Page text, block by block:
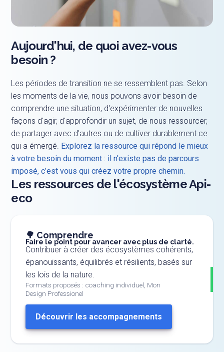
Aujourd'hui, de quoi avez-vous
besoin ?
Les périodes de transition ne se ressemblent pas. Selon
les moments de la vie, nous pouvons avoir besoin de
comprendre une situation, d'expérimenter de nouvelles
façons d'agir, d'approfondir un sujet, de nous ressourcer,
de partager avec d'autres ou de cultiver durablement ce
qui a émergé. Explorez la ressource qui répond le mieux
à votre besoin du moment : il n'existe pas de parcours
imposé, c’est vous qui créez votre propre chemin.
Les ressources de l'écosystème Api-
eco
🌳 Comprendre
Faire le point pour avancer avec plus de clarté.
Contribuer à créer des écosystèmes cohérents,
épanouissants, équilibrés et résilients, basés sur
les lois de la nature.
Formats proposés : coaching individuel, Mon
Design Professionel
Découvrir les accompagnements